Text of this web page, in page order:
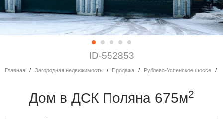
ID-552853
Главная Загородная недвижимость Продажа Рублево-Успенское шоссе
дом в ДСК Поляна 675м2